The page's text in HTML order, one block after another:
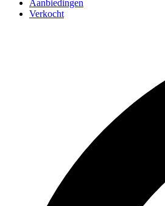
Aanbiedingen
Verkocht